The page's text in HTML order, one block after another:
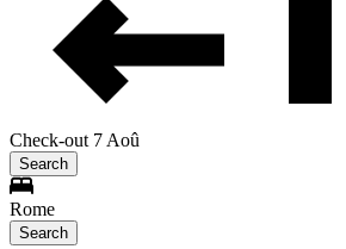
Check-out 7 Aoû
Search
Rome
Search